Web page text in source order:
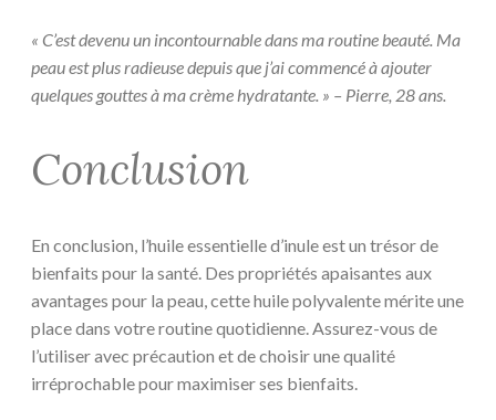
« C’est devenu un incontournable dans ma routine beauté. Ma
peau est plus radieuse depuis que j’ai commencé à ajouter
quelques gouttes à ma crème hydratante. » – Pierre, 28 ans.
Conclusion
En conclusion, l’huile essentielle d’inule est un trésor de
bienfaits pour la santé. Des propriétés apaisantes aux
avantages pour la peau, cette huile polyvalente mérite une
place dans votre routine quotidienne. Assurez-vous de
l’utiliser avec précaution et de choisir une qualité
irréprochable pour maximiser ses bienfaits.